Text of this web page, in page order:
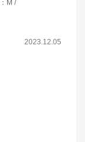
： M
2023.12.05